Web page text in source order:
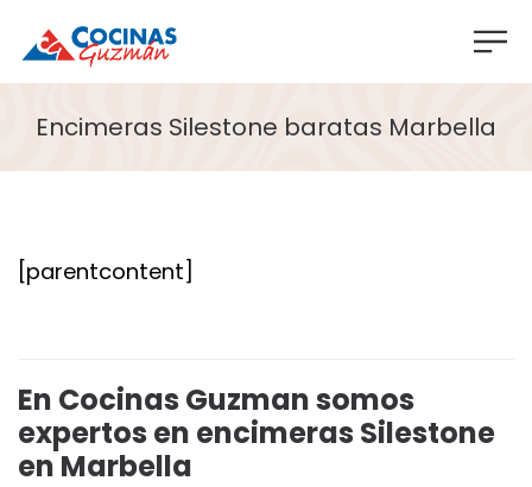
Encimeras Silestone baratas Marbella
[parentcontent]
En Cocinas Guzman somos
expertos en encimeras Silestone
en Marbella